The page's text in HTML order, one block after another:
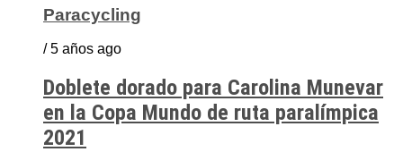
Paracycling
/ 5 años ago
Doblete dorado para Carolina Munevar
en la Copa Mundo de ruta paralímpica
2021